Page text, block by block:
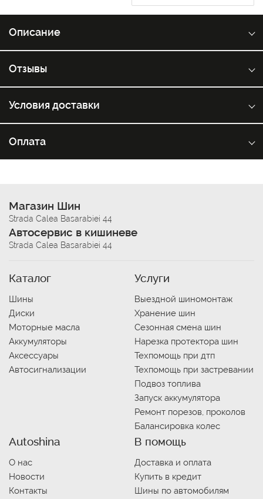
Описание
Отзывы
Условия доставки
Оплата
Магазин Шин
Strada Calea Basarabiei 44
Автосервис в кишиневе
Strada Calea Basarabiei 44
Каталог
Шины
Диски
Моторные масла
Аккумуляторы
Аксессуары
Автосигнализации
Услуги
Выездной шиномонтаж
Хранение шин
Сезонная смена шин
Нарезка протектора шин
Техпомощь при дтп
Техпомощь при застревании
Подвоз топлива
Запуск аккумулятора
Ремонт порезов, проколов
Балансировка колес
Autoshina
О нас
Новости
Контакты
В помощь
Доставка и оплата
Купить в кредит
Шины по автомобилям